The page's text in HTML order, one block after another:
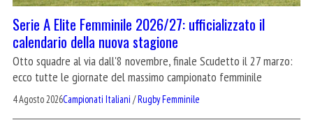
Serie A Elite Femminile 2026/27: ufficializzato il
calendario della nuova stagione
Otto squadre al via dall'8 novembre, finale Scudetto il 27 marzo:
ecco tutte le giornate del massimo campionato femminile
4 Agosto 2026Campionati Italiani /Rugby Femminile